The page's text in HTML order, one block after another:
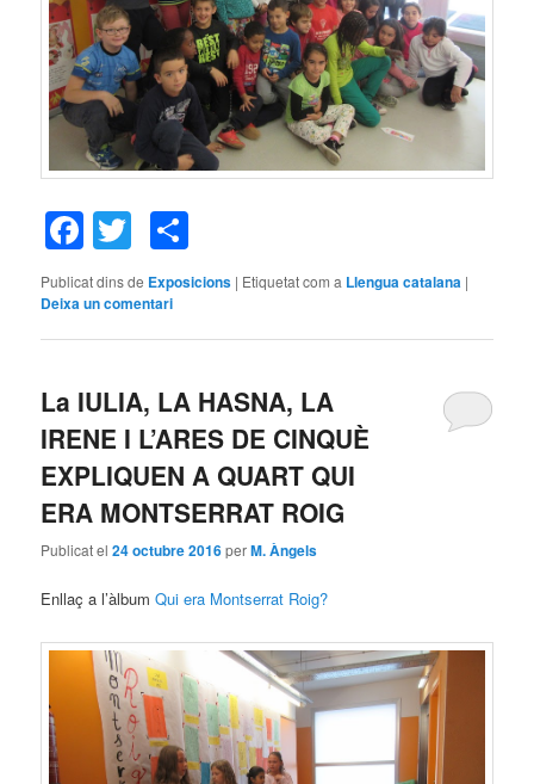
Facebook
Twitter
Publicat dins de Exposicions | Etiquetat com a Llengua catalana |
Deixa un comentari
La IULIA, LA HASNA, LA
IRENE I L’ARES DE CINQUÈ
EXPLIQUEN A QUART QUI
ERA MONTSERRAT ROIG
Publicat el24 octubre 2016perM. Àngels
Enllaç a l’àlbumQui era Montserrat Roig?